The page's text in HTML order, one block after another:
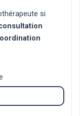
si